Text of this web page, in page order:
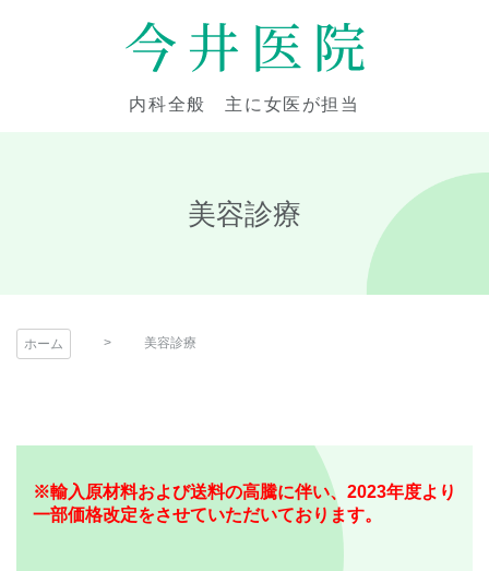
今井医院
内科全般 主に女医が担当
美容診療
ホーム 美容診療
※輸入原材料および送料の高騰に伴い、2023年度より
一部価格改定をさせていただいております。